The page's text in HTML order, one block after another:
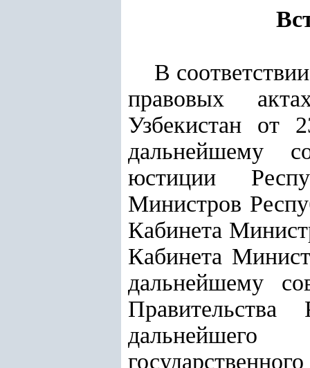
В
правовых
Узбекистан
дальнейшему
юстиции
Министров
Кабинета
Кабинета
дальнейшему
дальнейшего